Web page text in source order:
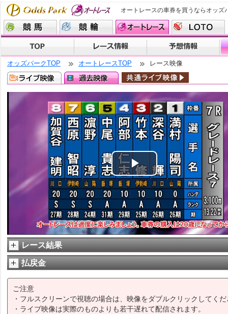
オートレースの車券を買うならオッズ
オッズパークTOP オートレースTOP レース映像
Play
Video
レース結果
払戻金
ご注意
・フルスクリーンで視聴の場合は、映像をダブルクリックしてく
・ライブ映像は実際のものよりも若干遅れて配信されます。